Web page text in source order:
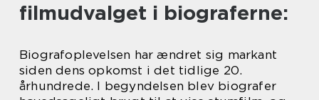
filmudvalget i biograferne:
Biografoplevelsen har ændret sig markant
siden dens opkomst i det tidlige 20.
århundrede. I begyndelsen blev biografer